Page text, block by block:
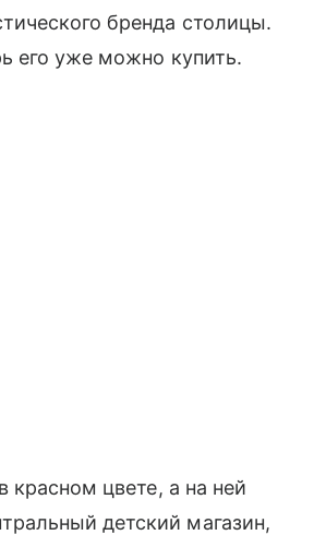
бренда столицы.
его уже можно купить.
красном цвете, а на ней
детский магазин,